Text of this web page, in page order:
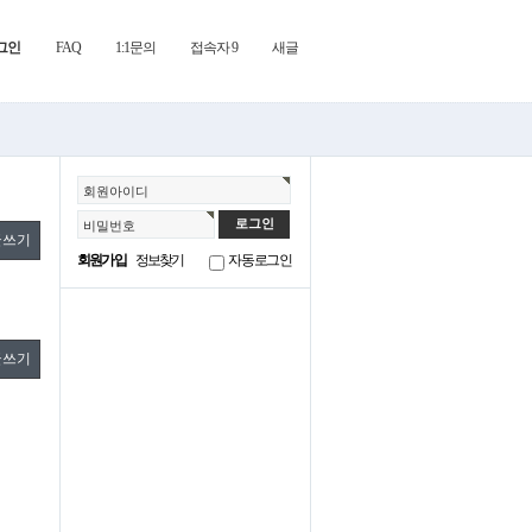
인 FAQ 1:1문의 접속자 9 새글
회원아이디
비밀번호
회원가입 정보찾기 자동로그인
기
기